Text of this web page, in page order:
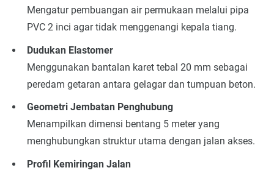
Mengatur pembuangan air permukaan melalui pipa
PVC 2 inci agar tidak menggenangi kepala tiang.
Dudukan Elastomer
Menggunakan bantalan karet tebal 20 mm sebagai
peredam getaran antara gelagar dan tumpuan beton.
Geometri Jembatan Penghubung
Menampilkan dimensi bentang 5 meter yang
menghubungkan struktur utama dengan jalan akses.
Profil Kemiringan Jalan